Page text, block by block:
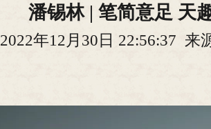
潘锡林 | 笔简意足 天
2022年12月30日 22:56:37 来